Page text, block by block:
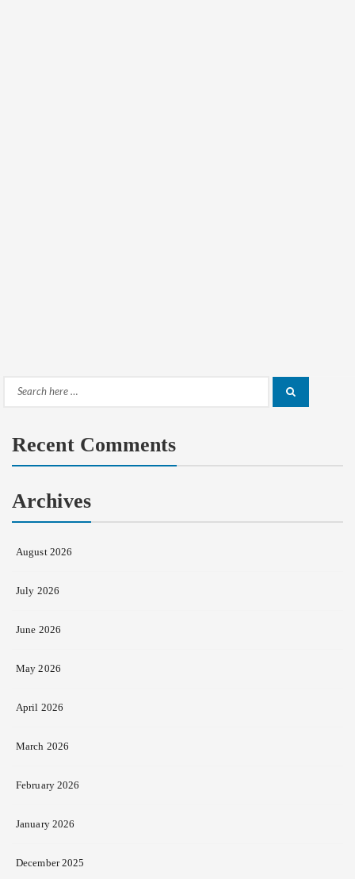
Search
Recent Comments
Archives
August 2026
July 2026
June 2026
May 2026
April 2026
March 2026
February 2026
January 2026
December 2025